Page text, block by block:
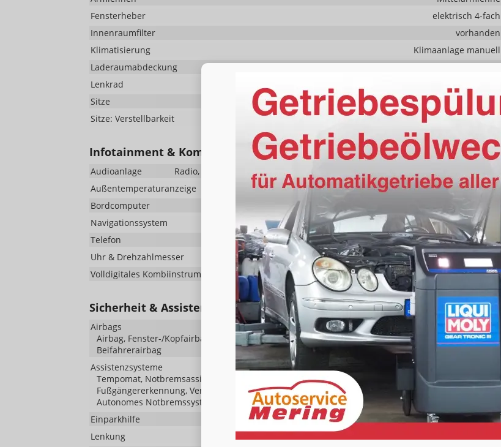
Fensterheber
elektrisch 4-fach
Innenraumfilter
vorhanden
Klimatisierung
Klimaanlage manuell
Laderaumabdeckung
Lenkrad
Sitze
Sitze: Verstellbarkeit
Höhenverstellbarer Fahrer- und Beifahrersitz
Infotainment & Kommunikation
Audioanlage
Radio, Schnittstelle USB, Farbdisplay, Android Auto, Apple CarPlay, Touchscreen
Außentemperaturanzeige
vorhanden
Bordcomputer
Navigationssystem
Navigation
Telefon
Freisprecheinrichtung, Bluetooth
Uhr & Drehzahlmesser
vorhanden
Volldigitales Kombiinstrument (Virtual Cockpit)
vorhanden
Sicherheit & Assistenz
Airbags
Airbag, Fenster-/Kopfairbags Vorne, Beifahrerairbag abschaltbar, Seitenairbags Vorne,
Beifahrerairbag
Assistenzsysteme
Tempomat, Notbremsassistent (City-Safety), Berganfahrassistent, Spurhalteassistent,
Fußgängererkennung, Verkehrzeichenerkennung, Müdigkeitserkennungs-Sensor, Notrufsystem,
Autonomes Notbremssystem, Abstandswarner, Geschwindigkeitsbegrenzer
Einparkhilfe
Park Distance Control hinten
Lenkung